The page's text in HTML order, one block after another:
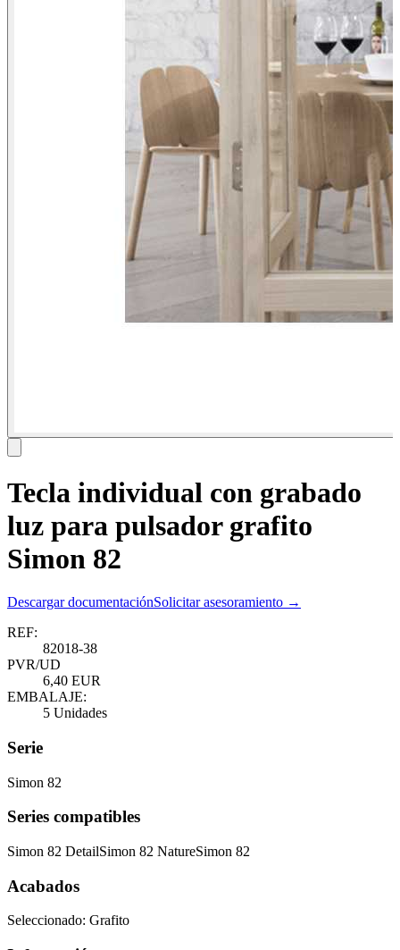
Tecla individual con grabado
luz para pulsador grafito
Simon 82
Descargar documentaciónSolicitar asesoramiento →
REF:
82018-38
PVR/UD
6,40 EUR
EMBALAJE:
5 Unidades
Serie
Simon 82
Series compatibles
Simon 82 DetailSimon 82 NatureSimon 82
Acabados
Seleccionado: Grafito